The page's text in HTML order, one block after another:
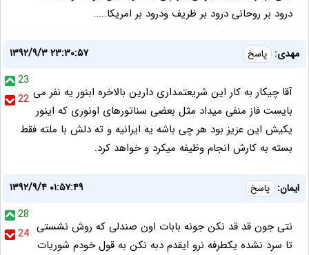
درود بر روحانی درود بر ظریف ودرود بر امریکا.....
مهدی: پاسخ
۱۳۹۲/۹/۳ ۲۳:۳۰:۵۷
23
22 آقا چیکار به کار این شریعتمداری دارین بالاخره ابنور یه نفر می
بایست فاز منفی میداد مثل بعضی سناتورهای اونوری که اینور
یکیش این عزیز بود هر چی باشه یه ایرانیه و ته دلش با ملته فقط
بسته به کارش انجام وظیفه میکرد و خواهد کرد.
ایمان: پاسخ
۱۳۹۲/۹/۴ ۰۱:۵۷:۴۹
28
24 نتی جون قد قد نکن جونه بابات اون صندلی که روش نشستی
تا سرد نشده یکطرفه نرو ایقدم دبه نکن به قول خودم شوریات